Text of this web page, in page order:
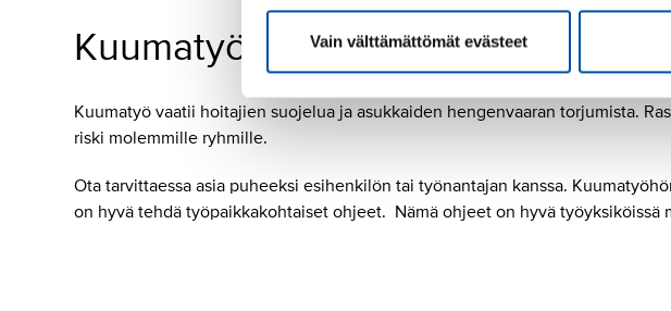
Vain välttämättömät evästeet
Kuumatyö sosiaali- ja
Kuumatyö vaatii hoitajien suojelua ja asukkaiden hengenvaaran torjumista.
riski molemmille ryhmille.
Ota tarvittaessa asia puheeksi esihenkilön tai työnantajan kanssa.
on hyvä tehdä työpaikkakohtaiset ohjeet. Nämä ohjeet on hyvä työyksiköissä